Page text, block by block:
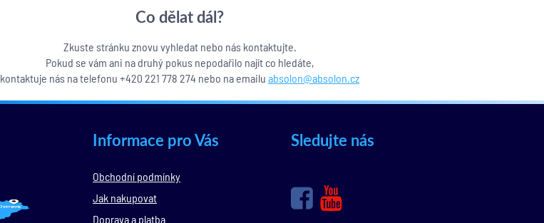
Co dělat dál?
Zkuste stránku znovu vyhledat nebo nás kontaktujte.
Pokud se vám ani na druhý pokus nepodařilo najít co hledáte,
kontaktuje nás na telefonu +420 221 778 274 nebo na emailu absolon@absolon.cz
Informace pro Vás
Obchodní podmínky
Jak nakupovat
Doprava a platba
Sledujte nás